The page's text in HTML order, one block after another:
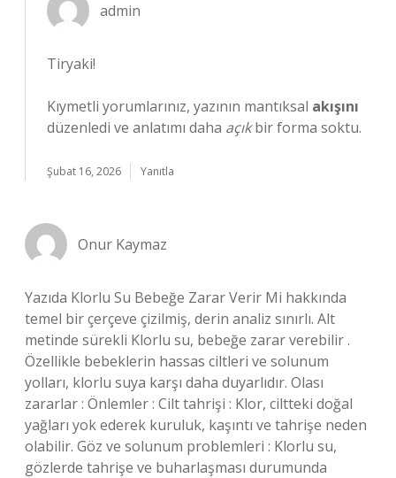
admin
Tiryaki!
Kıymetli yorumlarınız, yazının mantıksal akışını
düzenledi ve anlatımı daha açıkbir forma soktu.
Şubat 16, 2026 Yanıtla
Onur Kaymaz
Yazıda Klorlu Su Bebeğe Zarar Verir Mi hakkında
temel bir çerçeve çizilmiş, derin analiz sınırlı. Alt
metinde sürekli Klorlu su, bebeğe zarar verebilir .
Özellikle bebeklerin hassas ciltleri ve solunum
yolları, klorlu suya karşı daha duyarlıdır. Olası
zararlar : Önlemler : Cilt tahrişi : Klor, ciltteki doğal
yağları yok ederek kuruluk, kaşıntı ve tahrişe neden
olabilir. Göz ve solunum problemleri : Klorlu su,
gözlerde tahrişe ve buharlaşması durumunda